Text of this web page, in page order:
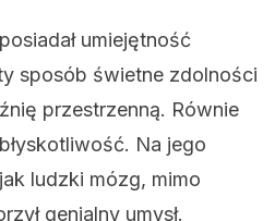
umiejętność
sposób świetne zdolności
przestrzenną. Równie
Na jego
ludzki mózg, mimo
genialny umysł.